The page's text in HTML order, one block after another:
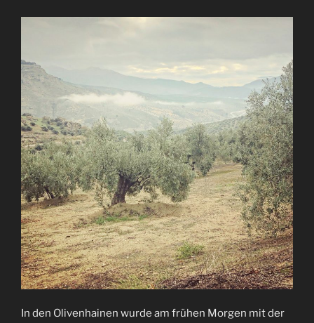
In den Olivenhainen wurde am frühen Morgen mit der